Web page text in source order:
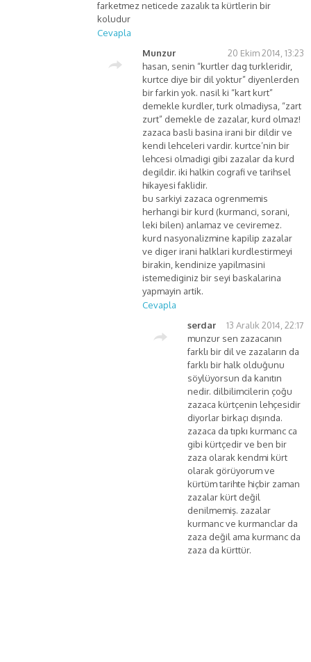
farketmez neticede zazalık ta kürtlerin bir
koludur
Cevapla
Munzur
20 Ekim 2014, 13:23
hasan, senin “kurtler dag turkleridir,
kurtce diye bir dil yoktur” diyenlerden
bir farkin yok. nasil ki “kart kurt”
demekle kurdler, turk olmadiysa, “zart
zurt” demekle de zazalar, kurd olmaz!
zazaca basli basina irani bir dildir ve
kendi lehceleri vardir. kurtce’nin bir
lehcesi olmadigi gibi zazalar da kurd
degildir. iki halkin cografi ve tarihsel
hikayesi faklidir.
bu sarkiyi zazaca ogrenmemis
herhangi bir kurd (kurmanci, sorani,
leki bilen) anlamaz ve ceviremez.
kurd nasyonalizmine kapilip zazalar
ve diger irani halklari kurdlestirmeyi
birakin, kendinize yapilmasini
istemediginiz bir seyi baskalarina
yapmayin artik.
Cevapla
serdar
13 Aralık 2014, 22:17
munzur sen zazacanın
farklı bir dil ve zazaların da
farklı bir halk olduğunu
söylüyorsun da kanıtın
nedir. dilbilimcilerin çoğu
zazaca kürtçenin lehçesidir
diyorlar birkaçı dışında.
zazaca da tıpkı kurmanc ca
gibi kürtçedir ve ben bir
zaza olarak kendmi kürt
olarak görüyorum ve
kürtüm tarihte hiçbir zaman
zazalar kürt değil
denilmemiş. zazalar
kurmanc ve kurmanclar da
zaza değil ama kurmanc da
zaza da kürttür.